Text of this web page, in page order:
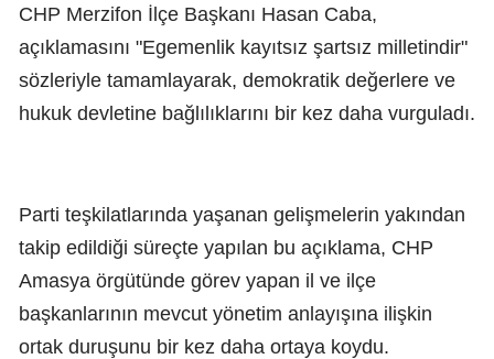
CHP Merzifon İlçe Başkanı Hasan Caba,
açıklamasını "Egemenlik kayıtsız şartsız milletindir"
sözleriyle tamamlayarak, demokratik değerlere ve
hukuk devletine bağlılıklarını bir kez daha vurguladı.
Parti teşkilatlarında yaşanan gelişmelerin yakından
takip edildiği süreçte yapılan bu açıklama, CHP
Amasya örgütünde görev yapan il ve ilçe
başkanlarının mevcut yönetim anlayışına ilişkin
ortak duruşunu bir kez daha ortaya koydu.